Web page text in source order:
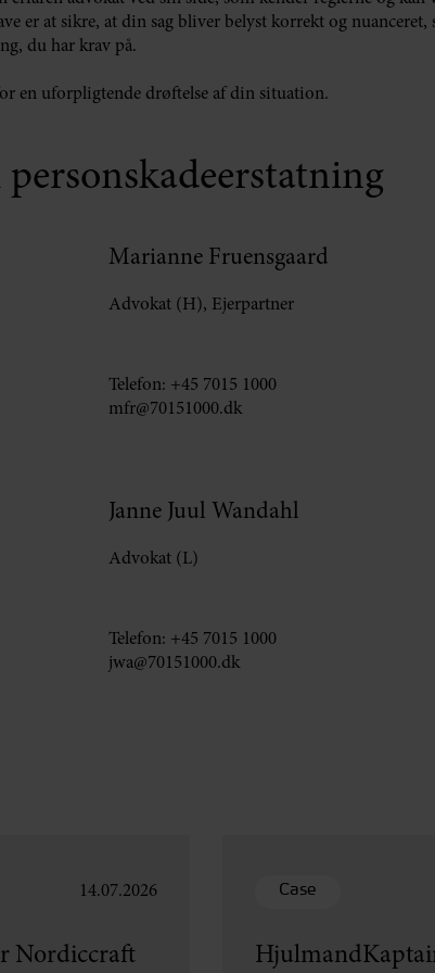
er at sikre, at din sag bliver belyst korrekt og nuanceret,
du har krav på.
en uforpligtende drøftelse af din situation.
Marianne Fruensgaard
Advokat (H), Ejerpartner
Telefon: +45 7015 1000
mfr@70151000.dk
Janne Juul Wandahl
Advokat (L)
Telefon: +45 7015 1000
jwa@70151000.dk
14.07.2026
Nordiccraft
Case